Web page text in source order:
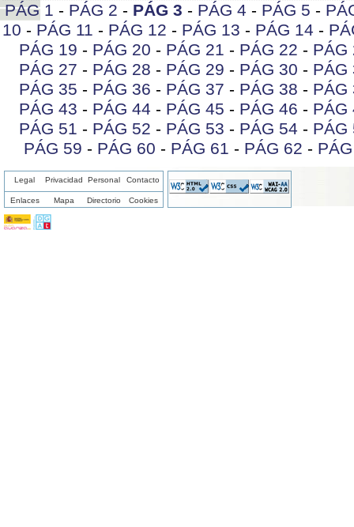
PÁG 1 - PÁG 2 - PÁG 3 - PÁG 4 - PÁG 5 -
10 - PÁG 11 - PÁG 12 - PÁG 13 - PÁG 14 -
PÁG 19 - PÁG 20 - PÁG 21 - PÁG 22 - PÁG
PÁG 27 - PÁG 28 - PÁG 29 - PÁG 30 - PÁG
PÁG 35 - PÁG 36 - PÁG 37 - PÁG 38 - PÁG
PÁG 43 - PÁG 44 - PÁG 45 - PÁG 46 - PÁG
PÁG 51 - PÁG 52 - PÁG 53 - PÁG 54 - PÁG
PÁG 59 - PÁG 60 - PÁG 61 - PÁG 62 -
Legal Privacidad Personal Contacto
Enlaces Mapa Directorio Cookies